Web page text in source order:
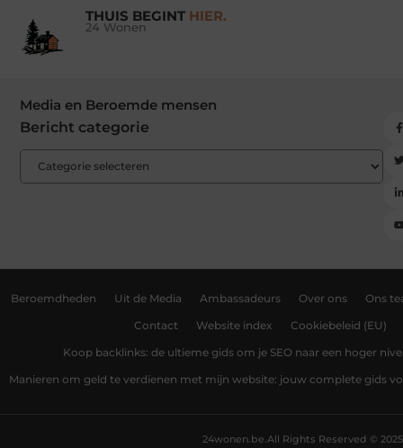
THUIS BEGINT HIER.
24 Wonen
Media en Beroemde mensen
Bericht categorie
Beroemdheden Uit de Media Ambassadeurs Over ons Ons
Contact Website index Cookiebeleid (EU)
Koop backlinks: de ultieme gids om je SEO naar een hoger
Manieren om geld te verdienen met mijn website: jouw complete gids
All Rights Reserved © 2025
24wonen.be.